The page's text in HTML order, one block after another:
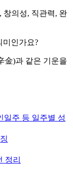
창의성, 직관력, 완
미인가요?
金)과 같은 기운을
일주 등 일주별 성
정리